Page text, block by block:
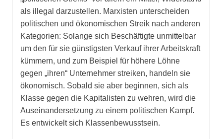
als illegal darzustellen. Marxisten unterscheiden
politischen und ökonomischen Streik nach anderen
Kategorien: Solange sich Beschäftigte unmittelbar
um den für sie günstigsten Verkauf ihrer Arbeitskraft
kümmern, und zum Beispiel für höhere Löhne
gegen „ihren“ Unternehmer streiken, handeln sie
ökonomisch. Sobald sie aber beginnen, sich als
Klasse gegen die Kapitalisten zu wehren, wird die
Auseinandersetzung zu einem politischen Kampf.
Es entwickelt sich Klassenbewusstsein.